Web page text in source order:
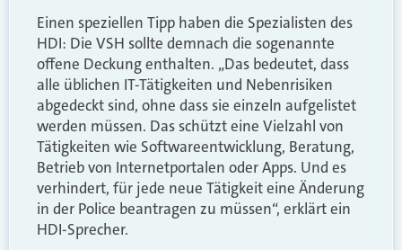
Einen speziellen Tipp haben die Spezialisten des
HDI: Die VSH sollte demnach die sogenannte
offene Deckung enthalten. „Das bedeutet, dass
alle üblichen IT-Tätigkeiten und Nebenrisiken
abgedeckt sind, ohne dass sie einzeln aufgelistet
werden müssen. Das schützt eine Vielzahl von
Tätigkeiten wie Softwareentwicklung, Beratung,
Betrieb von Internetportalen oder Apps. Und es
verhindert, für jede neue Tätigkeit eine Änderung
in der Police beantragen zu müssen“, erklärt ein
HDI-Sprecher.